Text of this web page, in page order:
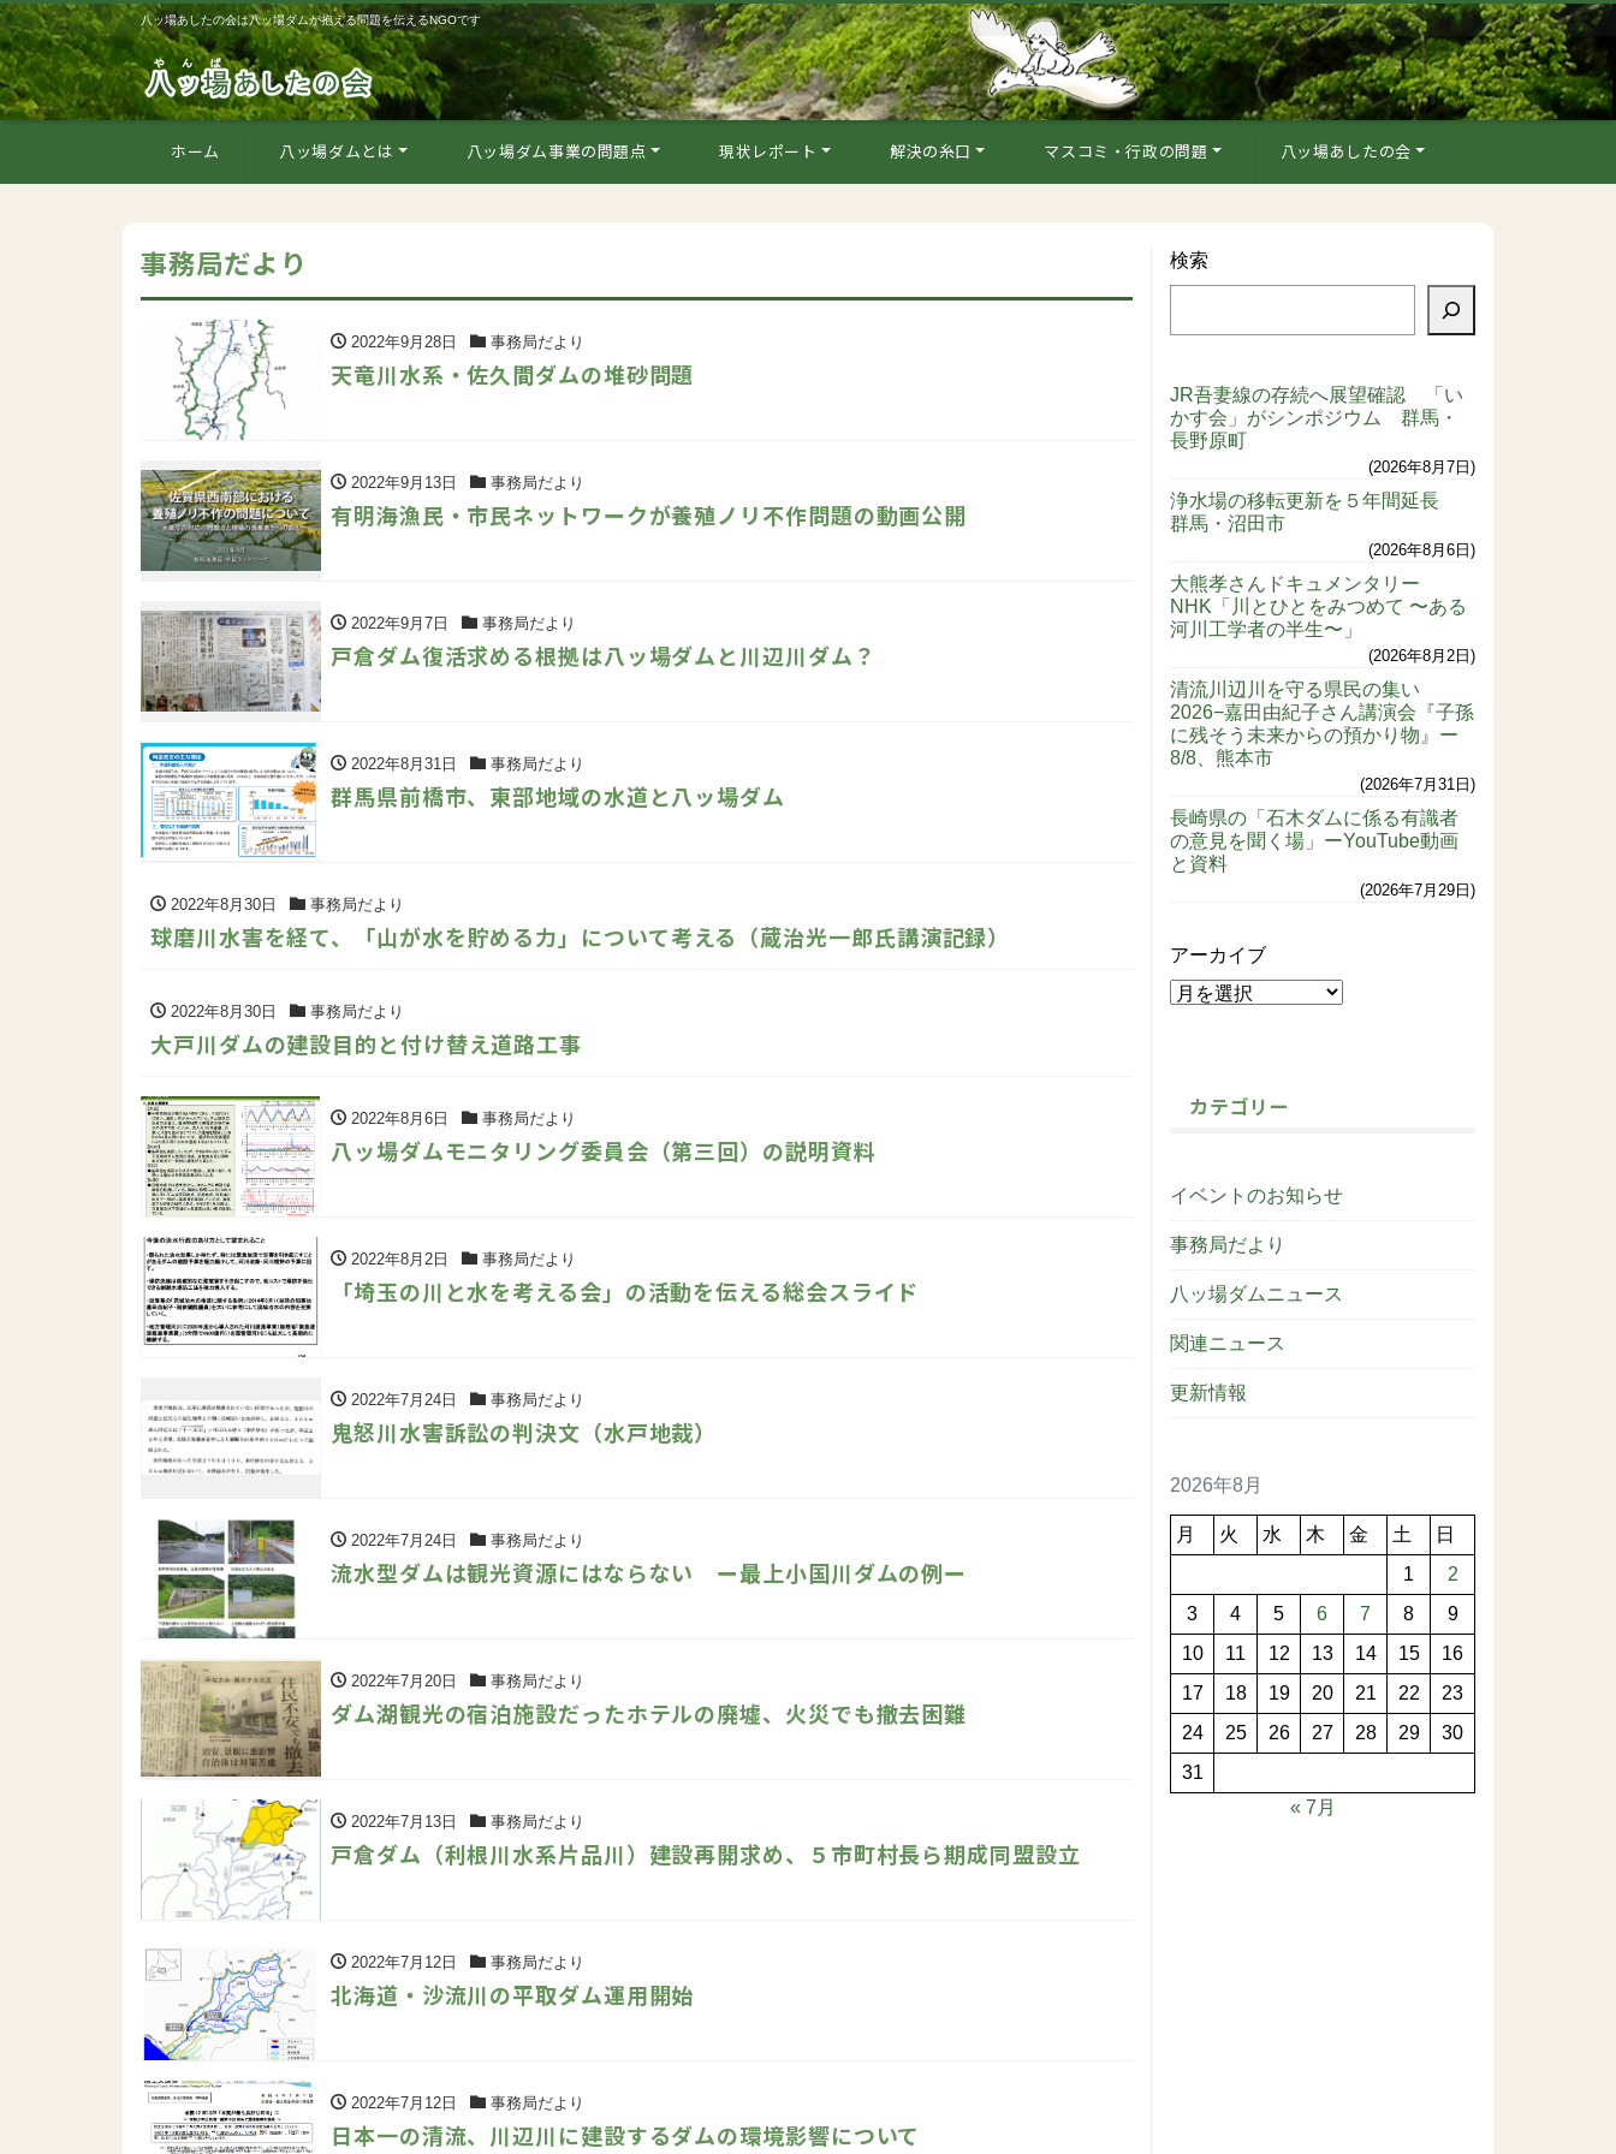
八ッ場あしたの会は八ッ場ダムが抱える問題を伝えるNGOです
ホーム 八ッ場ダムとは 八ッ場ダム事業の問題点 現状レポート 解決の糸口 マスコミ・行政の問題 八ッ場あしたの会
事務局だより
2022年9月28日 事務局だより
天竜川水系・佐久間ダムの堆砂問題
2022年9月13日 事務局だより
有明海漁民・市民ネットワークが養殖ノリ不作問題の動画公開
2022年9月7日 事務局だより
戸倉ダム復活求める根拠は八ッ場ダムと川辺川ダム？
2022年8月31日 事務局だより
群馬県前橋市、東部地域の水道と八ッ場ダム
2022年8月30日 事務局だより
球磨川水害を経て、「山が水を貯める力」について考える（蔵治光一郎氏講演記録）
2022年8月30日 事務局だより
大戸川ダムの建設目的と付け替え道路工事
2022年8月6日 事務局だより
八ッ場ダムモニタリング委員会（第三回）の説明資料
2022年8月2日 事務局だより
「埼玉の川と水を考える会」の活動を伝える総会スライド
2022年7月24日 事務局だより
鬼怒川水害訴訟の判決文（水戸地裁）
2022年7月24日 事務局だより
流水型ダムは観光資源にはならない ー最上小国川ダムの例ー
2022年7月20日 事務局だより
ダム湖観光の宿泊施設だったホテルの廃墟、火災でも撤去困難
2022年7月13日 事務局だより
戸倉ダム（利根川水系片品川）建設再開求め、５市町村長ら期成同盟設立
2022年7月12日 事務局だより
北海道・沙流川の平取ダム運用開始
2022年7月12日 事務局だより
日本一の清流、川辺川に建設するダムの環境影響について
検索
JR吾妻線の存続へ展望確認 「い
かす会」がシンポジウム 群馬・
長野原町
2026年8月7日
浄水場の移転更新を５年間延長
群馬・沼田市
2026年8月6日
大熊孝さんドキュメンタリー
NHK「川とひとをみつめて 〜ある
河川工学者の半生〜」
2026年8月2日
清流川辺川を守る県民の集い
2026−嘉田由紀子さん講演会『子孫
に残そう未来からの預かり物』ー
8/8、熊本市
2026年7月31日
長崎県の「石木ダムに係る有識者
の意見を聞く場」ーYouTube動画
と資料
2026年7月29日
アーカイブ
カテゴリー
イベントのお知らせ
事務局だより
八ッ場ダムニュース
関連ニュース
更新情報
2026年8月
月 火 水 木 金 土
日
1
2
3
4 5 6 7 8
9
10
11 12 13 14 15
16
17
18 19 20 21 22
23
24
25 26 27 28 29
30
31
« 7月